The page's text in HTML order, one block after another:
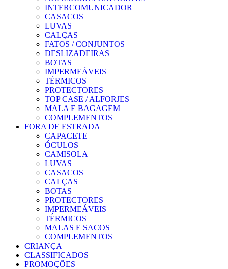
INTERCOMUNICADOR
CASACOS
LUVAS
CALÇAS
FATOS / CONJUNTOS
DESLIZADEIRAS
BOTAS
IMPERMEÁVEIS
TÉRMICOS
PROTECTORES
TOP CASE / ALFORJES
MALA E BAGAGEM
COMPLEMENTOS
FORA DE ESTRADA
CAPACETE
ÓCULOS
CAMISOLA
LUVAS
CASACOS
CALÇAS
BOTAS
PROTECTORES
IMPERMEÁVEIS
TÉRMICOS
MALAS E SACOS
COMPLEMENTOS
CRIANÇA
CLASSIFICADOS
PROMOÇÕES